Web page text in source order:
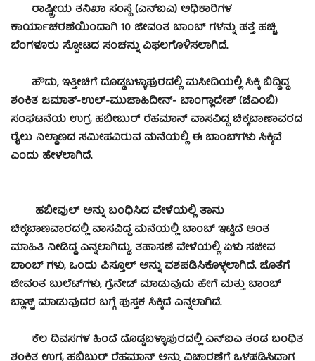
ರಾಷ್ಟ್ರೀಯ ತನಿಖಾ ಸಂಸ್ಥೆ (ಎನ್‍ಐಎ) ಅಧಿಕಾರಿಗಳ
ಕಾರ್ಯಾಚರಣೆಯಿಂದಾಗಿ 10 ಜೀವಂತ ಬಾಂಬ್ ಗಳನ್ನು ಪತ್ತೆ ಹಚ್ಚಿ
ಬೆಂಗಳೂರು ಸ್ಫೋಟದ ಸಂಚನ್ನು ವಿಫಲಗೊಳಿಸಲಾಗಿದೆ.
ಹೌದು, ಇತ್ತೀಚಿಗೆ ದೊಡ್ಡಬಳ್ಳಾಪುರದಲ್ಲಿ ಮಸೀದಿಯಲ್ಲಿ ಸಿಕ್ಕಿ ಬಿದ್ದಿದ್ದ
ಶಂಕಿತ ಜಮಾತ್-ಉಲ್-ಮುಜಾಹಿದೀನ್- ಬಾಂಗ್ಲಾದೇಶ್ (ಜೆಎಂಬಿ)
ಸಂಘಟನೆಯ ಉಗ್ರ ಹಬೀಬುರ್ ರೆಹಮಾನ್ ವಾಸವಿದ್ದ ಚಿಕ್ಕಬಾಣಾವರದ
ರೈಲು ನಿಲ್ದಾಣದ ಸಮೀಪವಿರುವ ಮನೆಯಲ್ಲಿ ಈ ಬಾಂಬ್‌ಗಳು ಸಿಕ್ಕಿವೆ
ಎಂದು ಹೇಳಲಾಗಿದೆ.
ಹಬೀವುಲ್‌ ಅನ್ನು ಬಂಧಿಸಿದ ವೇಳೆಯಲ್ಲಿ ತಾನು
ಚಿಕ್ಕಬಾಣವಾರದಲ್ಲಿ ವಾಸವಿದ್ದ ಮನೆಯಲ್ಲಿ ಬಾಂಬ್‌ ಇಟ್ಟಿದೆ ಅಂತ
ಮಾಹಿತಿ ನೀಡಿದ್ದ ಎನ್ನಲಾಗಿದ್ದು, ತಪಾಸಣೆ ವೇಳೆಯಲ್ಲಿ ಏಳು ಸಜೀವ
ಬಾಂಬ್‌ ಗಳು, ಒಂದು ಪಿಸ್ತೂಲ್‌ ಅನ್ನು ವಶಪಡಿಸಿಕೊಳ್ಳಲಾಗಿದೆ. ಜೊತೆಗೆ
ಜೀವಂತ ಬುಲೆಟ್‍ಗಳು, ಗ್ರೆನೇಡ್ ಮಾಡುವುದು ಹೇಗೆ ಮತ್ತು ಬಾಂಬ್
ಬ್ಲಾಸ್ಟ್ ಮಾಡುವುದರ ಬಗ್ಗೆ ಪುಸ್ತಕ ಸಿಕ್ಕಿದೆ ಎನ್ನಲಾಗಿದೆ.
ಕೆಲ ದಿವಸಗಳ ಹಿಂದೆ ದೊಡ್ಡಬಳ್ಳಾಪುರದಲ್ಲಿ ಎನ್​ಐಎ ತಂಡ ಬಂಧಿತ